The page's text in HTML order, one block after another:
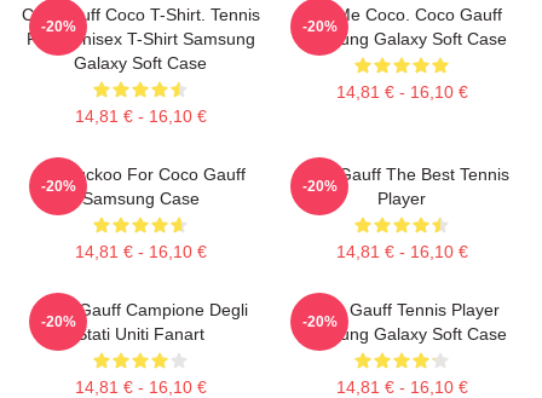
Cori Gauff Coco T-Shirt. Tennis
Fans Unisex T-Shirt Samsung
Galaxy Soft Case
14,81 € - 16,10 €
-20%
Call Me Coco. Coco Gauff
Samsung Galaxy Soft Case
14,81 € - 16,10 €
-20%
I'm Cuckoo For Coco Gauff
Samsung Case
14,81 € - 16,10 €
-20%
Coco Gauff The Best Tennis
Player
14,81 € - 16,10 €
-20%
Coco Gauff Campione Degli
Stati Uniti Fanart
14,81 € - 16,10 €
-20%
Coco Gauff Tennis Player
Samsung Galaxy Soft Case
14,81 € - 16,10 €
-20%